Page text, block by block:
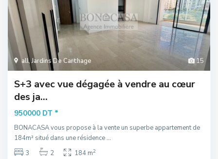
15
all,Jardins De Carthage
S+3 avec vue dégagée à vendre au cœur
des ja...
950000 DT *
BONACASA vous propose à la vente un superbe appartement de
184m² situé dans une résidence...
3
2 184 m2